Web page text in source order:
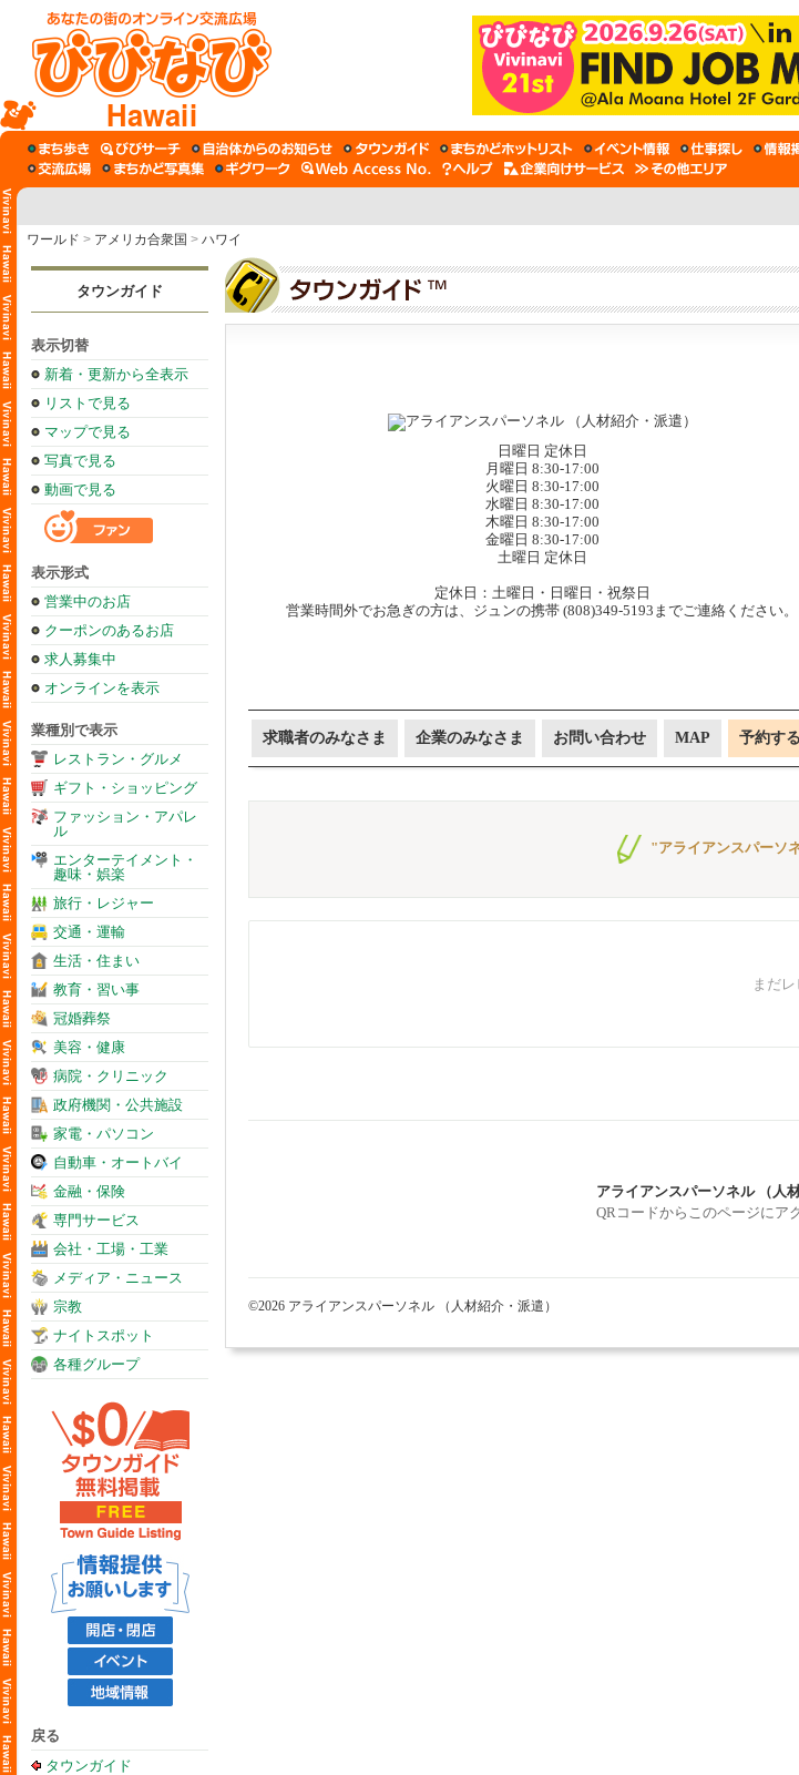
Hawaii
ワールド > アメリカ合衆国 > ハワイ
タウンガイド
表示切替
新着・更新から全表示
リストで見る
マップで見る
写真で見る
動画で見る
表示形式
営業中のお店
クーポンのあるお店
求人募集中
オンラインを表示
業種別で表示
レストラン・グルメ
ギフト・ショッピング
ファッション・アパレ
ル
エンターテイメント・
趣味・娯楽
旅行・レジャー
交通・運輸
生活・住まい
教育・習い事
冠婚葬祭
美容・健康
病院・クリニック
政府機関・公共施設
家電・パソコン
自動車・オートバイ
金融・保険
専門サービス
会社・工場・工業
メディア・ニュース
宗教
ナイトスポット
各種グループ
戻る
タウンガイド
日曜日 定休日
月曜日 8:30-17:00
火曜日 8:30-17:00
水曜日 8:30-17:00
木曜日 8:30-17:00
金曜日 8:30-17:00
土曜日 定休日
定休日：土曜日・日曜日・祝祭日
営業時間外でお急ぎの方は、ジュンの携帯 (808)349-5193までご連絡ください。
求職者のみなさま 企業のみなさま お問い合わせ MAP 予約する
"アライアンスパーソ
まだレ
アライアンスパーソネル （人
QRコードからこのページにア
©2026 アライアンスパーソネル （人材紹介・派遣）